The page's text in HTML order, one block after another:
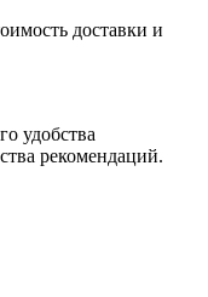
доставки и
удобства
рекомендаций.